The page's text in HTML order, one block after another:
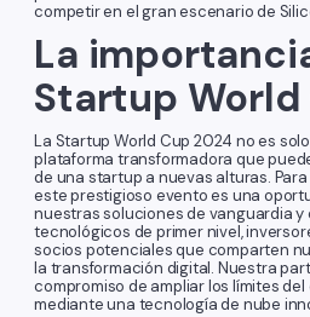
competir en el gran escenario de
La
Startup World
La Startup World Cup 2024 no es
plataforma transformadora que
de una startup a nuevas alturas.
este prestigioso evento es una
nuestras soluciones de vanguardia
tecnológicos de primer nivel,
socios potenciales que comparten
la transformación digital. Nuestra
compromiso de ampliar los límites
mediante una tecnología de nube